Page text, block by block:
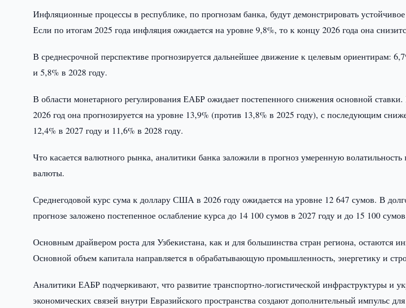
​Инфляционные процессы в республике, по прогнозам банка, будут демонстрировать
Если по итогам 2025 года инфляция ожидается на уровне 9,8%, то к концу 2026 года она
В среднесрочной перспективе прогнозируется дальнейшее движение к целевым ориентирам:
и 5,8% в 2028 году.
​В области монетарного регулирования ЕАБР ожидает постепенного снижения основной
2026 год она прогнозируется на уровне 13,9% (против 13,8% в 2025 году), с последующим
12,4% в 2027 году и 11,6% в 2028 году.
​Что касается валютного рынка, аналитики банка заложили в прогноз умеренную волатильность
валюты.
Среднегодовой курс сума к доллару США в 2026 году ожидается на уровне 12 647 сумов. В
прогнозе заложено постепенное ослабление курса до 14 100 сумов в 2027 году и до 15 100
​Основным драйвером роста для Узбекистана, как и для большинства стран региона, остаются
Основной объем капитала направляется в обрабатывающую промышленность, энергетику и
Аналитики ЕАБР подчеркивают, что развитие транспортно-логистической инфраструктуры и
экономических связей внутри Евразийского пространства создают дополнительный импульс